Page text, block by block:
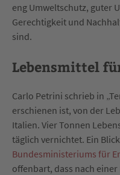
eng Umweltschutz, guter
Gerechtigkeit und
sind.
Lebensmittel
Carlo Petrini schrieb in
erschienen ist, von der
Italien. Vier Tonnen
täglich vernichtet. Ein
Bundesministeriums für
offenbart, dass nach